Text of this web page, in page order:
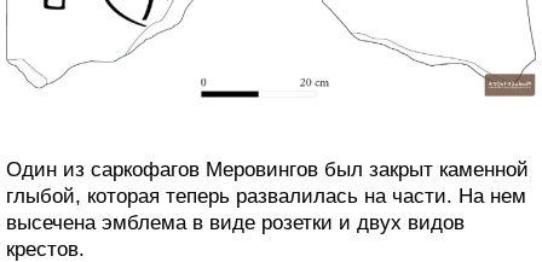
Один из саркофагов Меровингов был закрыт каменной
глыбой, которая теперь развалилась на части. На нем
высечена эмблема в виде розетки и двух видов
крестов.